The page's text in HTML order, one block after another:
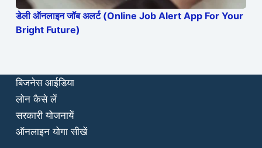
डेली ऑनलाइन जॉब अलर्ट (Online Job Alert App For Your
Bright Future)
बिजनेस आईडिया
लोन कैसे लें
सरकारी योजनायें
ऑनलाइन योगा सीखें